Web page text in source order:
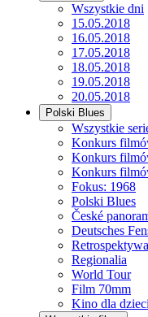
Wszystkie dni
15.05.2018
16.05.2018
17.05.2018
18.05.2018
19.05.2018
20.05.2018
Polski Blues
Wszystkie
Konkurs
Konkurs
Konkurs
Fokus: 1968
Polski Blues
České
Deutsches
Regionalia
World Tour
Film 70mm
Kino dla dzieci